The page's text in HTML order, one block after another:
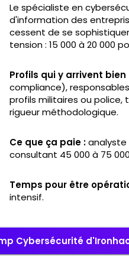
Le spécialiste en
d'information des
cessent de se
tension : 15 000 à 20 000
Profils qui y arrivent bien
compliance),
profils militaires ou
rigueur méthodologique.
Ce que ça paie :analyste
consultant 45 000 à 75 000
Temps pour être
intensif.
Cybersécurité